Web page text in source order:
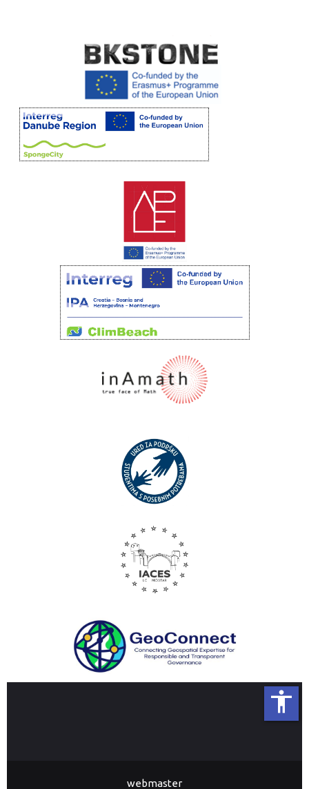
webmaster
accessibility